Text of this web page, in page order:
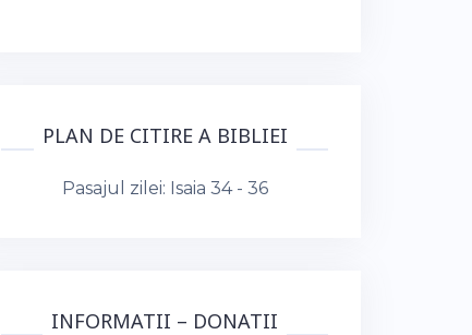
PLAN DE CITIRE A BIBLIEI
Pasajul zilei: Isaia 34 - 36
INFORMATII – DONATII